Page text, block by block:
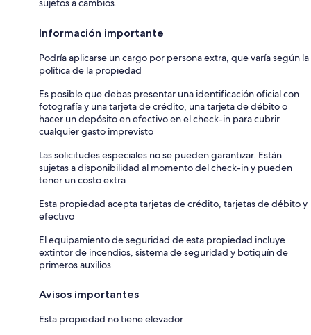
sujetos a cambios.
Información importante
Podría aplicarse un cargo por persona extra, que varía según la
política de la propiedad
Es posible que debas presentar una identificación oficial con
fotografía y una tarjeta de crédito, una tarjeta de débito o
hacer un depósito en efectivo en el check-in para cubrir
cualquier gasto imprevisto
Las solicitudes especiales no se pueden garantizar. Están
sujetas a disponibilidad al momento del check-in y pueden
tener un costo extra
Esta propiedad acepta tarjetas de crédito, tarjetas de débito y
efectivo
El equipamiento de seguridad de esta propiedad incluye
extintor de incendios, sistema de seguridad y botiquín de
primeros auxilios
Avisos importantes
Esta propiedad no tiene elevador